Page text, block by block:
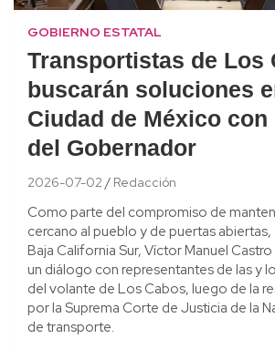
GOBIERNO ESTATAL
Transportistas de Los
buscarán soluciones
Ciudad de México
del Gobernador
2026-07-02 Redacción
Como parte del compromiso de
cercano al pueblo y de puertas
Baja California Sur, Víctor Manuel
un diálogo con representantes de las y
del volante de Los Cabos, luego de la
por la Suprema Corte de Justicia de la
de transporte.